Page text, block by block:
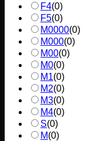
F4(0)
F5(0)
M0000(0)
M000(0)
M00(0)
M0(0)
M1(0)
M2(0)
M3(0)
M4(0)
S(0)
M(0)